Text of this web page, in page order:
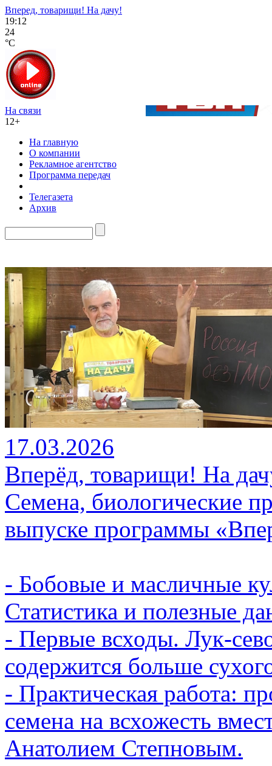
Вперед, товарищи! На дачу!
19:12
24
°C
На связи
12+
На главную
О компании
Рекламное агентство
Программа передач
Телегазета
Архив
17.03.2026
Вперёд, товарищи! На
Семена, биологические
выпуске программы
- Бобовые и масличные
Статистика и полезные
- Первые всходы. Лук-
содержится больше
- Практическая работа:
семена на всхожесть
Анатолием Степновым.